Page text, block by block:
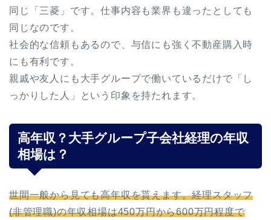
同じ「三菱」です。仕事内容も業界も違ったとしても
同じなのです。
社会的な信頼もあるので、与信にも強く不動産購入時
にも有利です。
親戚や友人にも大手グループで働いているだけで「し
っかりした人」という印象を持たれます。
高年収？大手グループ子会社経理の年収
相場は？
世間一般から見ても高年収を貰えます。経理スタッフ
(非管理職)の年収相場は450万円から600万円程度で